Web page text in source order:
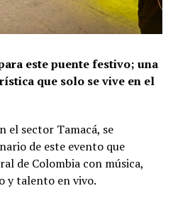
este puente festivo; una
que solo se vive en el
el sector Tamacá, se
de este evento que
de Colombia con música,
y talento en vivo.